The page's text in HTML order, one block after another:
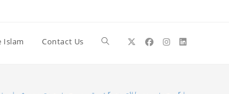
Islam Contact Us Toggle